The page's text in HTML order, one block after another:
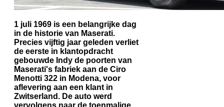
1 juli 1969 is een belangrijke dag
in de historie van Maserati.
Precies vijftig jaar geleden verliet
de eerste in klantopdracht
gebouwde Indy de poorten van
Maserati's fabriek aan de Ciro
Menotti 322 in Modena, voor
aflevering aan een klant in
Zwitserland. De auto werd
vervolgens naar de toenmalige